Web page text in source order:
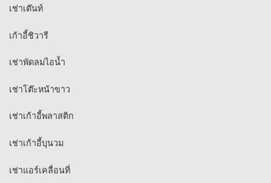
เช่าเต๊นท์
เก้าอี้ชิวารี
เช่าพัดลมไอน้ำ
เช่าโต๊ะหน้าขาว
เช่าเก้าอี้พลาสติก
เช่าเก้าอี้บุนวม
เช่าแอร์เคลื่อนที่